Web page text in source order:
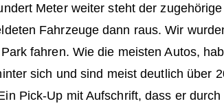
Meter weiter steht der
Fahrzeuge dann raus. Wir
fahren. Wie die meisten Autos,
sich und sind meist deutlich über
Pick-Up mit Aufschrift, dass er